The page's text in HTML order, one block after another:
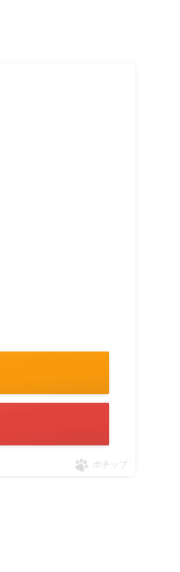
ポチップ